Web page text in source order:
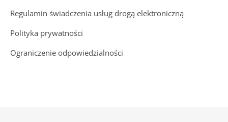
Regulamin świadczenia usług drogą elektroniczną
Polityka prywatności
Ograniczenie odpowiedzialności